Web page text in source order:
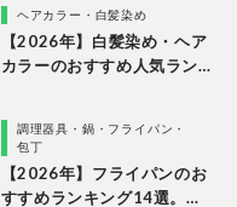
ヘアカラー・白髪染め
【2026年】白髪染め・ヘア
カラーのおすすめ人気ラン
に比較
調理器具・鍋・フライパン・
包丁
【2026年】フライパンのお
すすめランキング14選。